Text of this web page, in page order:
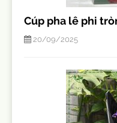
Cúp pha lê phi
20/09/2025